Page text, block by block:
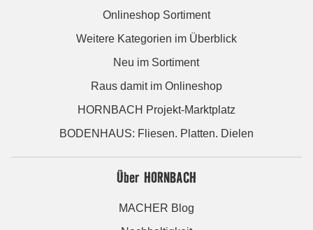
Onlineshop Sortiment
Weitere Kategorien im Überblick
Neu im Sortiment
Raus damit im Onlineshop
HORNBACH Projekt-Marktplatz
BODENHAUS: Fliesen. Platten. Dielen
Über HORNBACH
MACHER Blog